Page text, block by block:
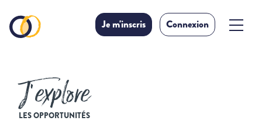
Je m'inscris Connexion
J’explore
LES OPPORTUNITÉS